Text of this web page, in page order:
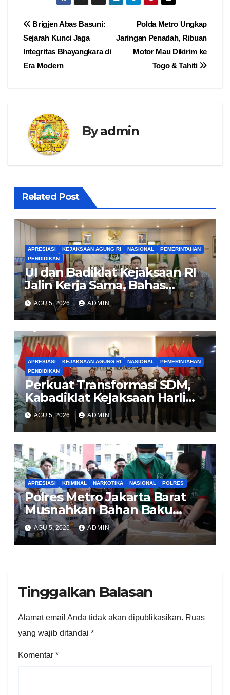
Navigasi
pos
Polda Metro Ungkap
Jaringan Penadah, Ribuan
Motor Mau Dikirim ke
Togo & Tahiti
Brigjen Abas Basuni:
Sejarah Kunci Jaga
Integritas Bhayangkara di
Era Modern
Byadmin
Related Post
APRESIASI KEJAKSAAN AGUNG RI NASIONAL
PEMERINTAHAN
PENDIDIKAN
UI dan Badiklat Kejaksaan RI
Jalin Kerja Sama, Bahas
Pembentukan Pusat Studi
Kajian Kejaksaan
AGU 5, 2026 ADMIN
APRESIASI KEJAKSAAN AGUNG RI NASIONAL
PEMERINTAHAN
PENDIDIKAN
Perkuat Transformasi SDM,
Kabadiklat Kejaksaan Harli
Siregar Jalin Sinergi dengan
LAN RI
AGU 5, 2026 ADMIN
APRESIASI KRIMINAL NARKOTIKA NASIONAL POLRES
Polres Metro Jakarta Barat
Musnahkan Bahan Baku
Narkotika 1,1 Ton
Carisoprodol, Selamatkan 3,5
Juta Jiwa
AGU 5, 2026 ADMIN
Tinggalkan Balasan
Alamat email Anda tidak akan dipublikasikan. Ruas
yang wajib ditandai *
Komentar *